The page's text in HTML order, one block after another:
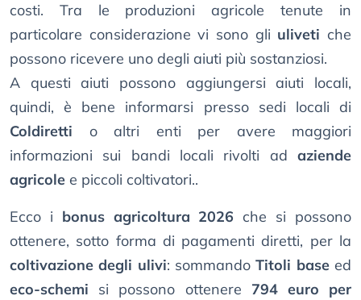
costi. Tra le produzioni agricole tenute in
particolare considerazione vi sono gli uliveti che
possono ricevere uno degli aiuti più sostanziosi.
A questi aiuti possono aggiungersi aiuti locali,
quindi, è bene informarsi presso sedi locali di
Coldiretti o altri enti per avere maggiori
informazioni sui bandi locali rivolti ad aziende
agricole e piccoli coltivatori..
Ecco i bonus agricoltura 2026 che si possono
ottenere, sotto forma di pagamenti diretti, per la
coltivazione degli ulivi: sommandoTitoli baseed
eco-schemi si possono ottenere 794 euro per